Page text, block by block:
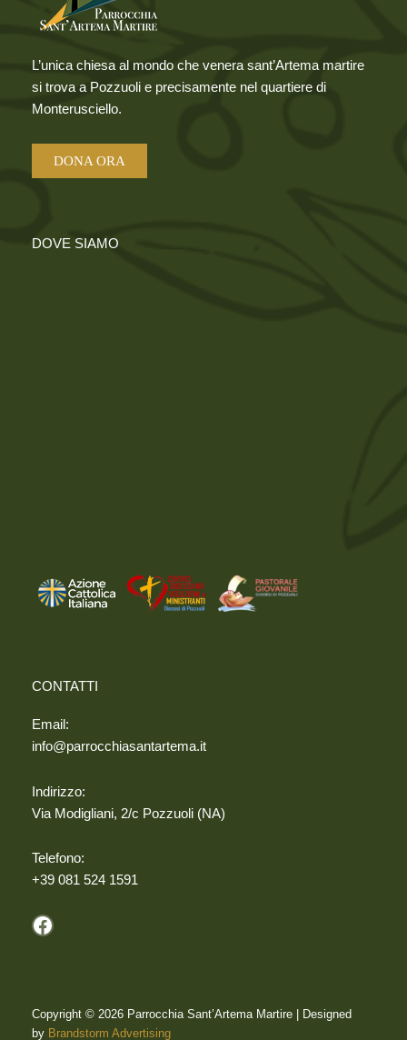
L’unica chiesa al mondo che venera sant’Artema martire
si trova a Pozzuoli e precisamente nel quartiere di
Monterusciello.
DONA ORA
DOVE SIAMO
CONTATTI
Email:
info@parrocchiasantartema.it
Indirizzo:
Via Modigliani, 2/c Pozzuoli (NA)
Telefono:
+39 081 524 1591
Facebook
Copyright © 2026 Parrocchia Sant’Artema Martire | Designed
by Brandstorm Advertising